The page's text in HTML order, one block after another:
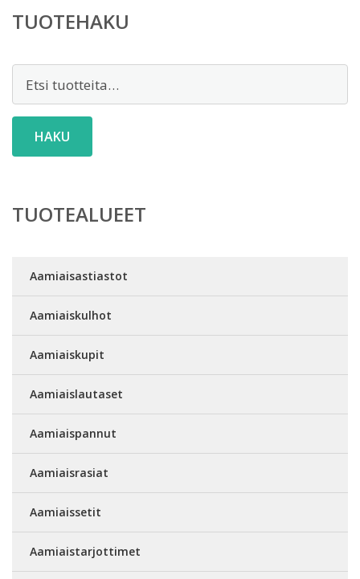
TUOTEHAKU
HAKU
TUOTEALUEET
Aamiaisastiastot
Aamiaiskulhot
Aamiaiskupit
Aamiaislautaset
Aamiaispannut
Aamiaisrasiat
Aamiaissetit
Aamiaistarjottimet